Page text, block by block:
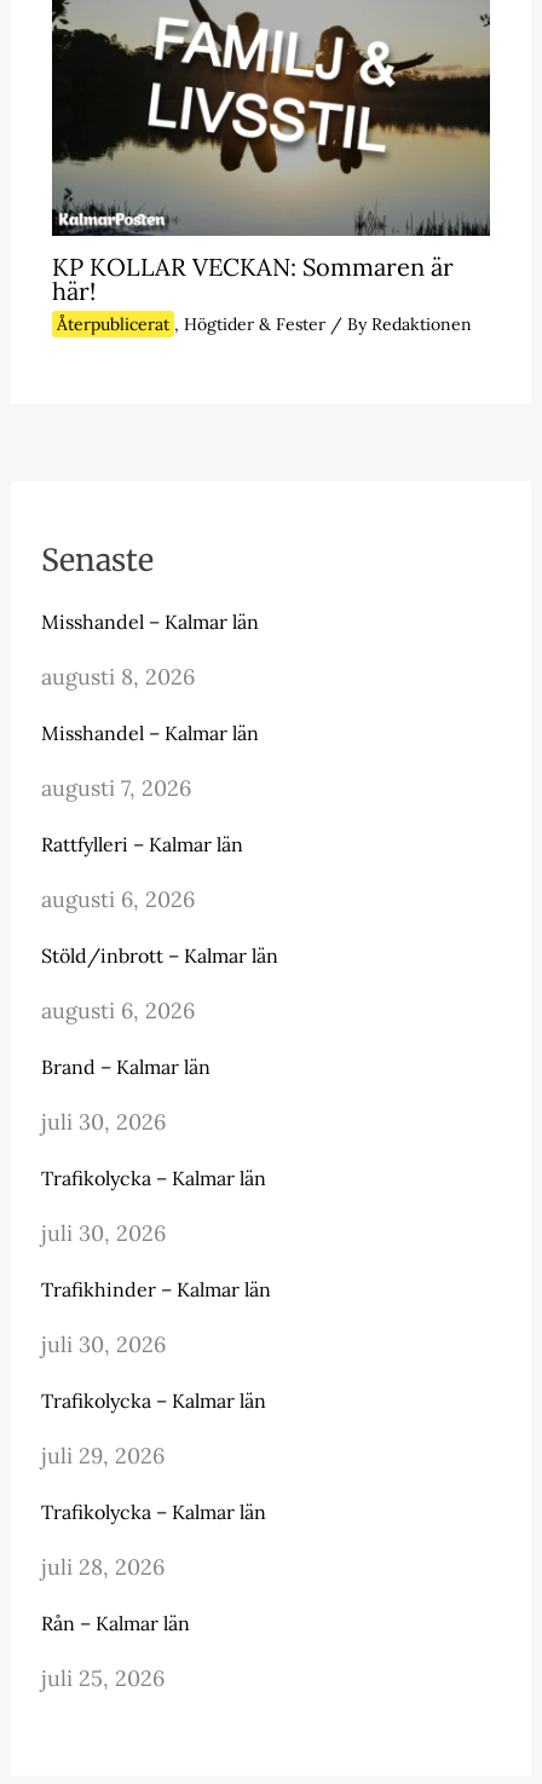
KP KOLLAR VECKAN: Sommaren är
här!
Återpublicerat , Högtider & Fester/ ByRedaktionen
Senaste
Misshandel – Kalmar län
augusti 8, 2026
Misshandel – Kalmar län
augusti 7, 2026
Rattfylleri – Kalmar län
augusti 6, 2026
Stöld/inbrott – Kalmar län
augusti 6, 2026
Brand – Kalmar län
juli 30, 2026
Trafikolycka – Kalmar län
juli 30, 2026
Trafikhinder – Kalmar län
juli 30, 2026
Trafikolycka – Kalmar län
juli 29, 2026
Trafikolycka – Kalmar län
juli 28, 2026
Rån – Kalmar län
juli 25, 2026